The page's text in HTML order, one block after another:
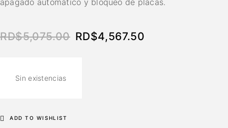
RD$5,075.00 RD$4,567.50
Sin existencias
ADD TO WISHLIST